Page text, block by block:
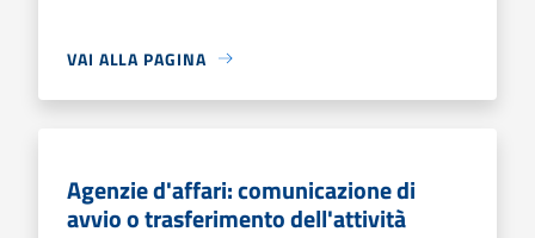
VAI ALLA PAGINA
Agenzie d'affari: comunicazione di
avvio o trasferimento dell'attività